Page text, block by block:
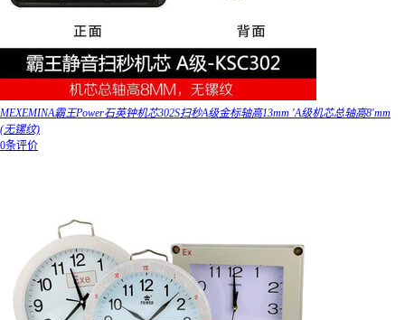
MEXEMINA霸王Power石英钟机芯302S扫秒A级金标轴高13mm 'A级机芯总轴高8'mm
(无镙纹)
0条评价